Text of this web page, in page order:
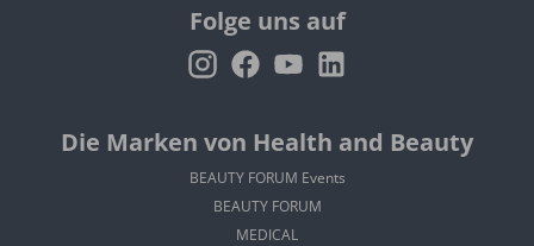
Folge uns auf
Die Marken von Health and Beauty
BEAUTY FORUM Events
BEAUTY FORUM
MEDICAL